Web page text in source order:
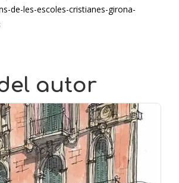
de-les-escoles-cristianes-girona-
autor